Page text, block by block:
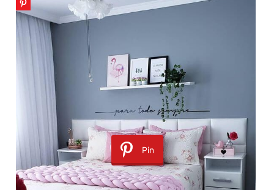
Pin